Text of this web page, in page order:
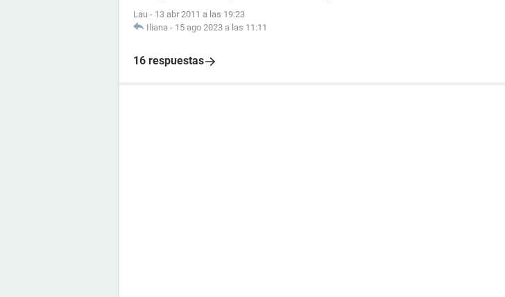
Lau - 13 abr 2011 a las 19:23
Iliana - 15 ago 2023 a las 11:11
16 respuestas